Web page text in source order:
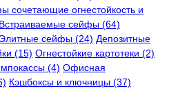
сочетающие огнестойкость и
Встраиваемые сейфы (64)
Элитные сейфы (24) Депозитные
(15) Огнестойкие картотеки (2)
(4) Офисная
Кэшбоксы и ключницы (37)